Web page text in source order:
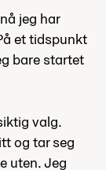
jeg har
et tidspunkt
bare startet
valg.
og tar seg
uten. Jeg